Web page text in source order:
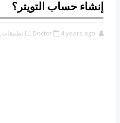
إنشاء حساب التويتر؟
Doctor 4 years ago تطبيقات,